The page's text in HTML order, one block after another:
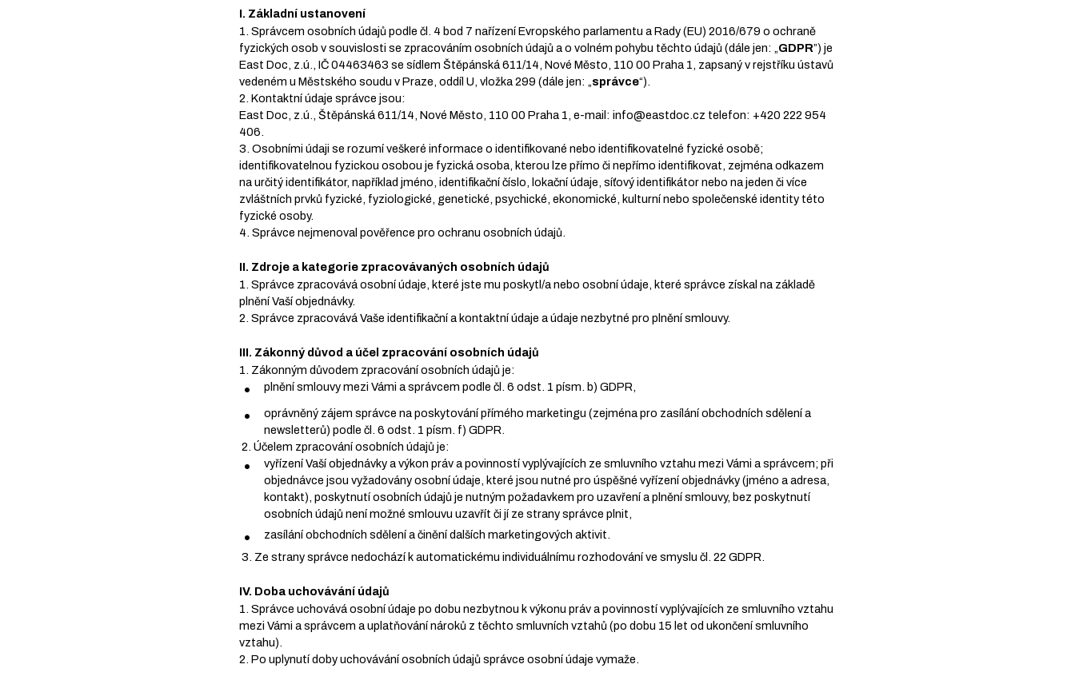
I. Základní ustanovení
1. Správcem osobních údajů podle čl. 4 bod 7 nařízení Evropského parlamentu a Rady (EU) 2016/679 o ochraně
fyzických osob v souvislosti se zpracováním osobních údajů a o volném pohybu těchto údajů (dále jen: „GDPR”) je
East Doc, z.ú., IČ 04463463 se sídlem Štěpánská 611/14, Nové Město, 110 00 Praha 1, zapsaný v rejstříku ústavů
vedeném u Městského soudu v Praze, oddíl U, vložka 299 (dále jen: „správce“).
2. Kontaktní údaje správce jsou:
East Doc, z.ú., Štěpánská 611/14, Nové Město, 110 00 Praha 1, e-mail: info@eastdoc.cz telefon: +420 222 954
406.
3. Osobními údaji se rozumí veškeré informace o identifikované nebo identifikovatelné fyzické osobě;
identifikovatelnou fyzickou osobou je fyzická osoba, kterou lze přímo či nepřímo identifikovat, zejména odkazem
na určitý identifikátor, například jméno, identifikační číslo, lokační údaje, síťový identifikátor nebo na jeden či více
zvláštních prvků fyzické, fyziologické, genetické, psychické, ekonomické, kulturní nebo společenské identity této
fyzické osoby.
4. Správce nejmenoval pověřence pro ochranu osobních údajů.
II. Zdroje a kategorie zpracovávaných osobních údajů
1. Správce zpracovává osobní údaje, které jste mu poskytl/a nebo osobní údaje, které správce získal na základě
plnění Vaší objednávky.
2. Správce zpracovává Vaše identifikační a kontaktní údaje a údaje nezbytné pro plnění smlouvy.
III. Zákonný důvod a účel zpracování osobních údajů
1. Zákonným důvodem zpracování osobních údajů je:
plnění smlouvy mezi Vámi a správcem podle čl. 6 odst. 1 písm. b) GDPR,
oprávněný zájem správce na poskytování přímého marketingu (zejména pro zasílání obchodních sdělení a
newsletterů) podle čl. 6 odst. 1 písm. f) GDPR.
2. Účelem zpracování osobních údajů je:
vyřízení Vaší objednávky a výkon práv a povinností vyplývajících ze smluvního vztahu mezi Vámi a správcem; při
objednávce jsou vyžadovány osobní údaje, které jsou nutné pro úspěšné vyřízení objednávky (jméno a adresa,
kontakt), poskytnutí osobních údajů je nutným požadavkem pro uzavření a plnění smlouvy, bez poskytnutí
osobních údajů není možné smlouvu uzavřít či jí ze strany správce plnit,
zasílání obchodních sdělení a činění dalších marketingových aktivit.
3. Ze strany správce nedochází k automatickému individuálnímu rozhodování ve smyslu čl. 22 GDPR.
IV. Doba uchovávání údajů
1. Správce uchovává osobní údaje po dobu nezbytnou k výkonu práv a povinností vyplývajících ze smluvního vztahu
mezi Vámi a správcem a uplatňování nároků z těchto smluvních vztahů (po dobu 15 let od ukončení smluvního
vztahu).
2. Po uplynutí doby uchovávání osobních údajů správce osobní údaje vymaže.